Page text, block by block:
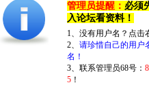
管理员提醒： 必须
入论坛看资料！
1、没有用户名？点
2、 请珍惜自己的用户
名！
3、联系管理员68号：
5 ！